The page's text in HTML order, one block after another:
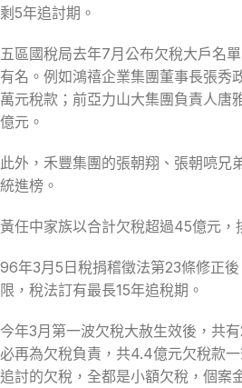
剩5年追討期。
五區國稅局去年7月公布欠稅大戶名
有名。例如鴻禧企業集團董事長張秀
萬元稅款；前亞力山大集團負責人唐
億元。
此外，禾豐集團的張朝翔、張朝喨兄
統進榜。
黃任中家族以合計欠稅超過45億元，
96年3月5日稅捐稽徵法第23條修正
限，稅法訂有最長15年追稅期。
今年3月第一波欠稅大赦生效後，共
必再為欠稅負責，共4.4億元欠稅款
追討的欠稅，全都是小額欠稅，個案